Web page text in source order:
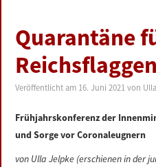
BUNDESTAG
PRESSE
ZUR PERSON
LINKS
Quarantäne
Reichsflaggen
Veröffentlicht am 16. Juni 2021 von
Frühjahrskonferenz der
und Sorge vor Coronaleugnern
von Ulla Jelpke (erschienen in der